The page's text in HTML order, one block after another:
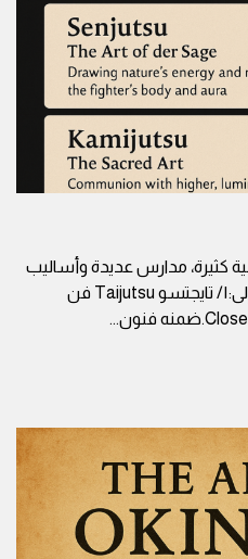
كثيرة، مدارس عديدة وأساليب
مختلفة.لكنها في نظري تنقسم إلى:١/ تايجتسو Taijutsu فن
...